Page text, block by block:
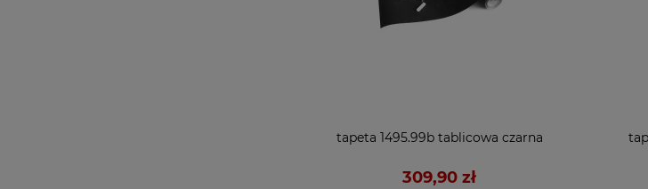
tapeta 1495.99b tablicowa czarna
309,90 zł